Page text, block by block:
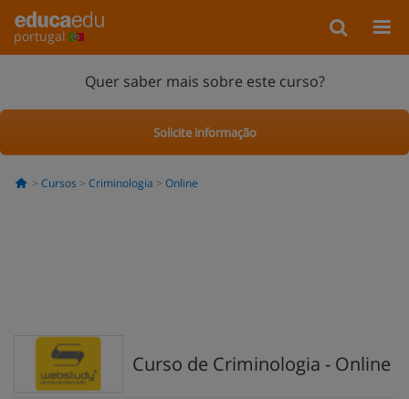
portugal
Quer saber mais sobre este curso?
Solicite informação
Cursos Criminologia Online
Curso de Criminologia - Online